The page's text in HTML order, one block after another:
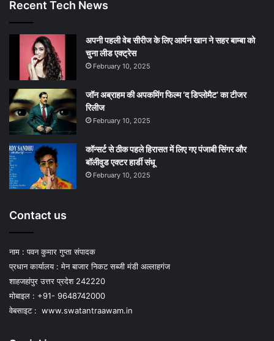
Recent Tech News
अपनी पहली वेब सीरीज के लिए आर्यन खान ने सहर बाम्‍बा को
चुना लीड एक्‍ट्रेस
February 10, 2025
जॉन अब्राहम की अपकमिंग फिल्म ‘द डिप्लोमैट’ का टीजर
रिलीज
February 10, 2025
कॉन्सर्ट से ठीक पहले हिरासत में लिए गए पंजाबी सिंगर और
बॉलीवुड एक्टर हार्डी संधू
February 10, 2025
Contact us
नाम : पवन कुमार गुप्ता संपादक
प्रधान कार्यालय : मेन बाजार निकट सब्जी मंडी अल्लाहगंज
शाहजहांपुर उत्तर प्रदेश 242220
मोबाइल : +91- 9648742000
वेबसाइट : www.swatantraawam.in